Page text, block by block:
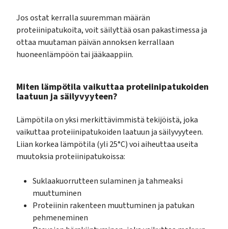
Jos ostat kerralla suuremman määrän
proteiinipatukoita, voit säilyttää osan pakastimessa ja
ottaa muutaman päivän annoksen kerrallaan
huoneenlämpöön tai jääkaappiin.
Miten lämpötila vaikuttaa proteiinipatukoiden
laatuun ja säilyvyyteen?
Lämpötila on yksi merkittävimmistä tekijöistä, joka
vaikuttaa proteiinipatukoiden laatuun ja säilyvyyteen.
Liian korkea lämpötila (yli 25°C) voi aiheuttaa useita
muutoksia proteiinipatukoissa:
Suklaakuorrutteen sulaminen ja tahmeaksi
muuttuminen
Proteiinin rakenteen muuttuminen ja patukan
pehmeneminen